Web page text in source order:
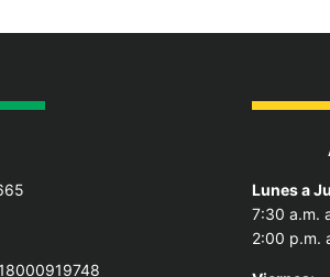
Lunes a
7:30 a.m.
2:00 p.m.